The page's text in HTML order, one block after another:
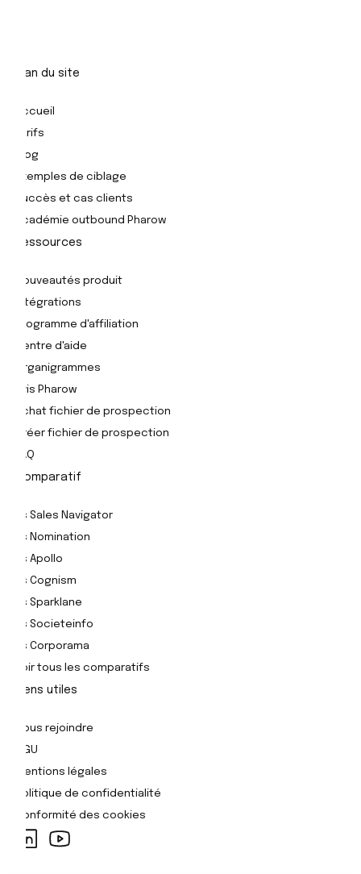
Plan du site
Accueil
Tarifs
Blog
Exemples de ciblage
Succès et cas clients
Académie outbound Pharow
Ressources
Nouveautés produit
Intégrations
Programme d'affiliation
Centre d'aide
Organigrammes
Avis Pharow
Achat fichier de prospection
Créer fichier de prospection
FAQ
Comparatif
Vs Sales Navigator
Vs Nomination
Vs Apollo
Vs Cognism
Vs Sparklane
Vs Societeinfo
Vs Corporama
Voir tous les comparatifs
Liens utiles
Nous rejoindre
CGU
Mentions légales
Politique de confidentialité
Conformité des cookies